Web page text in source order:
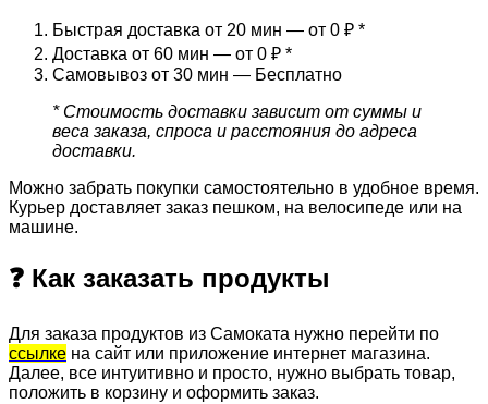
Быстрая доставка от 20 мин — от 0 ₽ *
Доставка от 60 мин — от 0 ₽ *
Самовывоз от 30 мин — Бесплатно
* Стоимость доставки зависит от суммы и
веса заказа, спроса и расстояния до адреса
доставки.
Можно забрать покупки самостоятельно в удобное время.
Курьер доставляет заказ пешком, на велосипеде или на
машине.
❓ Как заказать продукты
Для заказа продуктов из Самоката нужно перейти по
ссылке на сайт или приложение интернет магазина.
Далее, все интуитивно и просто, нужно выбрать товар,
положить в корзину и оформить заказ.